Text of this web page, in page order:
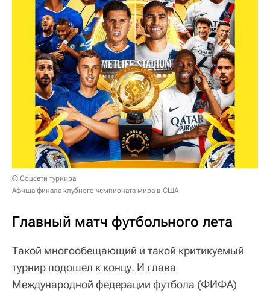
© Соцсети турнира
Афиша финала клубного чемпионата мира в США
Главный матч футбольного лета
Такой многообещающий и такой критикуемый
турнир подошел к концу. И глава
Международной федерации футбола (ФИФА)